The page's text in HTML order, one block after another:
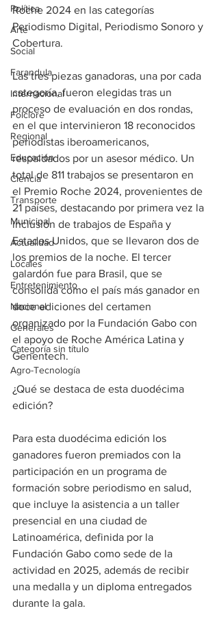
Política
Arte
Social
Farandula
Internacional
Folclore
Regional
Educación
Ciencia
Transporte
Municipal
Actualidad
Locales
Entretenimiento
Nacional
Generales
Categoría sin título
Agro-Tecnología
Roche 2024 en las categorías
Periodismo Digital, Periodismo Sonoro y
Cobertura.
Las tres piezas ganadoras, una por cada
categoría, fueron elegidas tras un
proceso de evaluación en dos rondas,
en el que intervinieron 18 reconocidos
periodistas iberoamericanos,
respaldados por un asesor médico. Un
total de 811 trabajos se presentaron en
el Premio Roche 2024, provenientes de
21 países, destacando por primera vez la
inclusión de trabajos de España y
Estados Unidos, que se llevaron dos de
los premios de la noche. El tercer
galardón fue para Brasil, que se
consolida como el país más ganador en
doce ediciones del certamen
organizado por la Fundación Gabo con
el apoyo de Roche América Latina y
Genentech.
¿Qué se destaca de esta duodécima
edición?
Para esta duodécima edición los
ganadores fueron premiados con la
participación en un programa de
formación sobre periodismo en salud,
que incluye la asistencia a un taller
presencial en una ciudad de
Latinoamérica, definida por la
Fundación Gabo como sede de la
actividad en 2025, además de recibir
una medalla y un diploma entregados
durante la gala.